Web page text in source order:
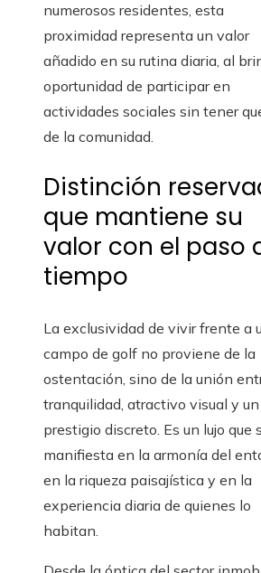
numerosos residentes, esta
proximidad representa un valor
añadido en su rutina diaria, al
oportunidad de participar en
actividades sociales sin tener
de la comunidad.
Distinción
que mantiene su
valor con el paso
tiempo
La exclusividad de vivir frente a
campo de golf no proviene de la
ostentación, sino de la unión
tranquilidad, atractivo visual y un
prestigio discreto. Es un lujo que
manifiesta en la armonía del
en la riqueza paisajística y en la
experiencia diaria de quienes lo
habitan.